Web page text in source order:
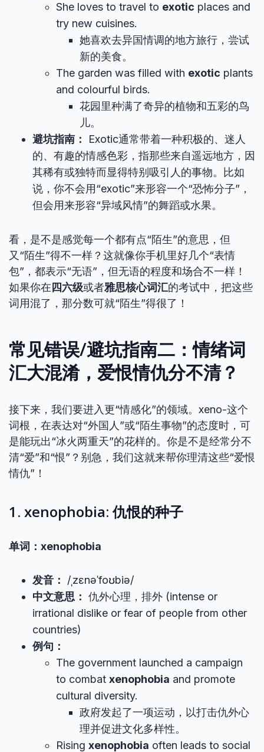
She loves to travel to exotic places and
try new cuisines.
她喜欢去异国情调的地方旅行，尝试
新的美食。
The garden was filled with exotic plants
and colourful birds.
花园里种满了奇异的植物和五彩的鸟
儿。
避坑指南：
Exotic通常带着一种积极的、迷人
的、有趣的情感色彩，指那些来自遥远地方，因
其稀有或独特而显得特别吸引人的事物。比如
说，你不会用“exotic”来形容一个“恐怖分子”，
但会用来形容“异域风情”的舞蹈或水果。
看，是不是感觉每一个都有点“陌生”的意思，但
又“陌生”得不一样？这就像你手机里好几个“表情
包”，都表示“无语”，但无语的程度和场合不一样！
如果你在 四六级或者雅思核心词汇的考试中，把这些
词用混了，那分数可就“陌生”得很了！
常见错误/避坑指南二：情绪词
汇大混淆，爱恨情仇分不清？
接下来，我们要进入更“情感化”的领域。xeno-这个
词根，在表达对“外国人”或“陌生事物”的态度时，可
是能玩出“冰火两重天”的花样的。你是不是经常分不
清“爱”和“恨”？别急，我们这就来帮你理清这些“爱恨
情仇”！
1. xenophobia: 仇恨的种子
单词：xenophobia
发音：
/ˌzɛnəˈfoʊbiə/
中文意思： 仇外心理，排外 (intense or
irrational dislike or fear of people from other
countries)
例句：
The government launched a campaign
to combat xenophobia and promote
cultural diversity.
政府发起了一项运动，以打击仇外心
理并促进文化多样性。
Rising xenophobia often leads to social